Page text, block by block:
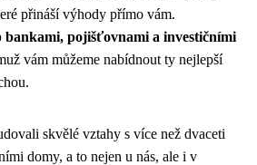
přináší výhody přímo vám.
bankami, pojišťovnami a investičními
vám můžeme nabídnout ty nejlepší
skvělé vztahy s více než dvaceti
domy, a to nejen u nás, ale i v